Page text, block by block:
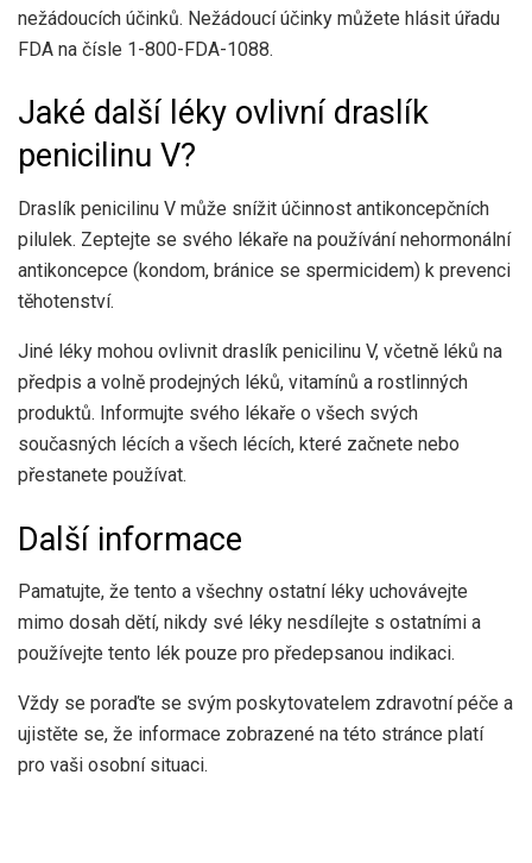
nežádoucích účinků. Nežádoucí účinky můžete hlásit úřadu
FDA na čísle 1-800-FDA-1088.
Jaké další léky ovlivní draslík
penicilinu V?
Draslík penicilinu V může snížit účinnost antikoncepčních
pilulek. Zeptejte se svého lékaře na používání nehormonální
antikoncepce (kondom, bránice se spermicidem) k prevenci
těhotenství.
Jiné léky mohou ovlivnit draslík penicilinu V, včetně léků na
předpis a volně prodejných léků, vitamínů a rostlinných
produktů. Informujte svého lékaře o všech svých
současných lécích a všech lécích, které začnete nebo
přestanete používat.
Další informace
Pamatujte, že tento a všechny ostatní léky uchovávejte
mimo dosah dětí, nikdy své léky nesdílejte s ostatními a
používejte tento lék pouze pro předepsanou indikaci.
Vždy se poraďte se svým poskytovatelem zdravotní péče a
ujistěte se, že informace zobrazené na této stránce platí
pro vaši osobní situaci.